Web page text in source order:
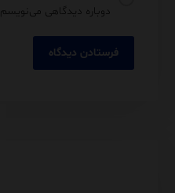
دوباره دیدگاهی می‌نویسم.